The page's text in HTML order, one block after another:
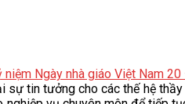
niệm Ngày nhà giáo Việt Nam 20
tin tưởng cho các thế hệ